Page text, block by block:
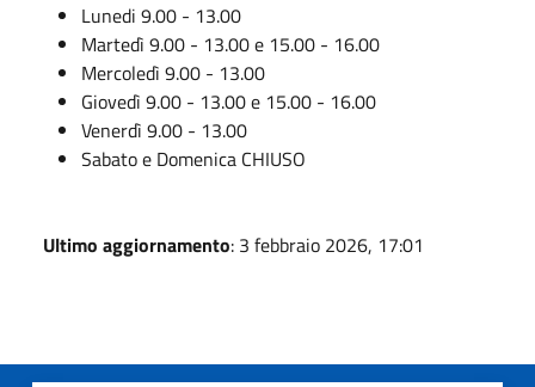
Lunedi 9.00 - 13.00
Martedì 9.00 - 13.00 e 15.00 - 16.00
Mercoledì 9.00 - 13.00
Giovedì 9.00 - 13.00 e 15.00 - 16.00
Venerdì 9.00 - 13.00
Sabato e Domenica CHIUSO
Ultimo aggiornamento: 3 febbraio 2026, 17:01